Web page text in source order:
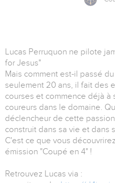
Lucas Perruquon ne pilote
for Jesus"
Mais comment est-il passé
seulement 20 ans, il fait des
courses et commence déjà à
coureurs dans le domaine.
déclencheur de cette
construit dans sa vie et dans
C'est ce que vous
émission "Coupé en 4" !
Retrouvez Lucas via :